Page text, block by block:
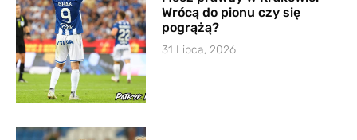
Wrócą do pionu czy się
pogrążą?
31 Lipca, 2026